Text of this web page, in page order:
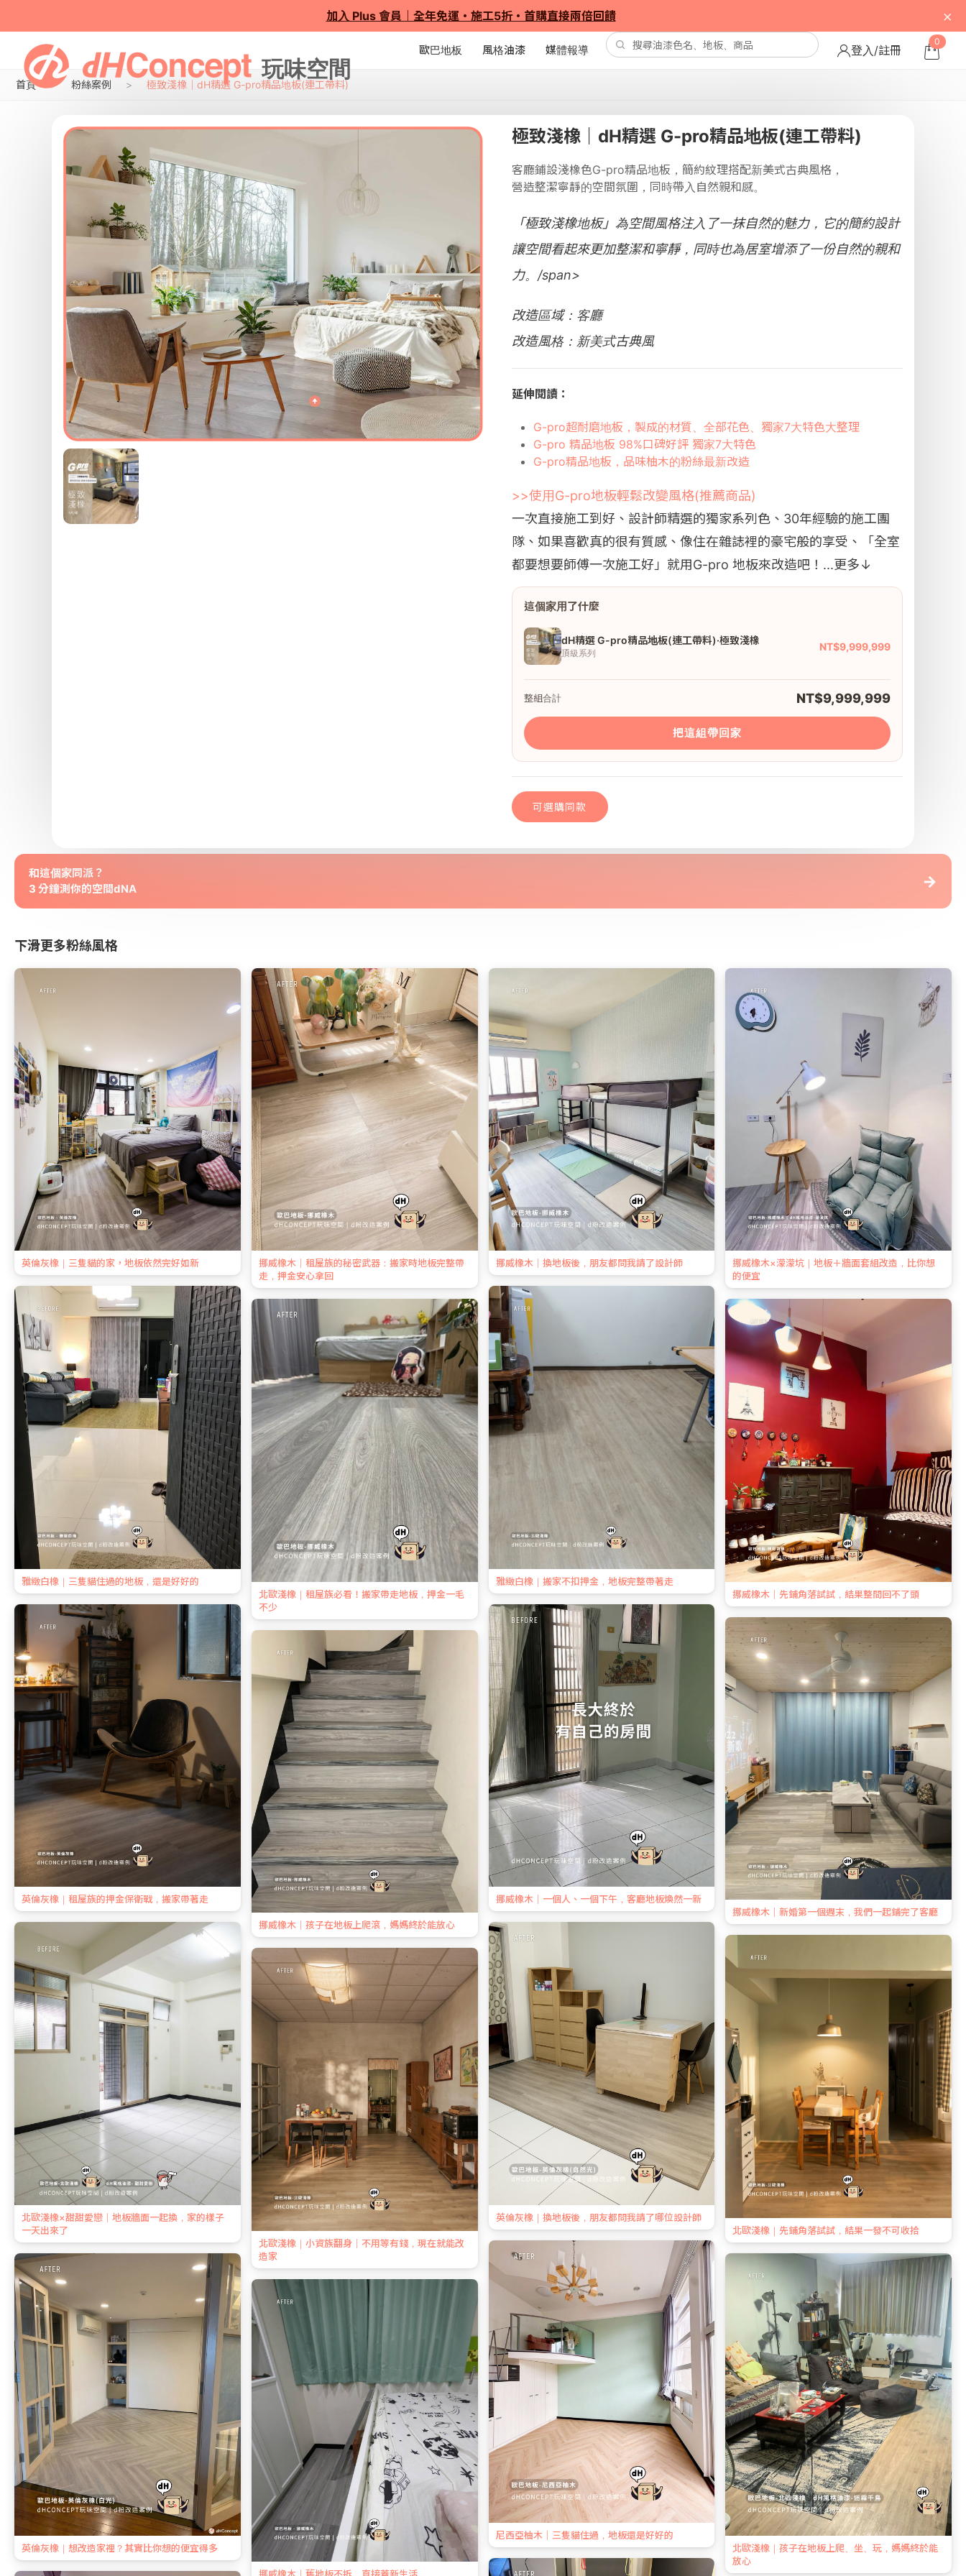
加入 Plus 會員｜全年免運・施工5折・首購直接兩倍回饋 ×
歐巴地板 風格油漆 媒體報導 登入/註冊
0
首頁 粉絲案例 極致淺橡｜dH精選 G-pro精品地板(連工帶料)
極致淺橡｜dH精選 G-pro精品地板(連工帶料)
客廳鋪設淺橡色G-pro精品地板，簡約紋理搭配新美式古典風格，
營造整潔寧靜的空間氛圍，同時帶入自然親和感。
「極致淺橡地板」為空間風格注入了一抹自然的魅力，它的簡約設計
讓空間看起來更加整潔和寧靜，同時也為居室增添了一份自然的親和
力。/span>
改造區域：客廳
改造風格：新美式古典風
延伸閱讀：
G-pro超耐磨地板，製成的材質、全部花色、獨家7大特色大整理
G-pro 精品地板 98%口碑好評 獨家7大特色
G-pro精品地板，品味柚木的粉絲最新改造
>>使用G-pro地板輕鬆改變風格(推薦商品)
一次直接施工到好、設計師精選的獨家系列色、30年經驗的施工團
隊、如果喜歡真的很有質感、像住在雜誌裡的豪宅般的享受、「全室
都要想要師傅一次施工好」就用G-pro 地板來改造吧！...更多↓
這個家用了什麼
dH精選 G-pro精品地板(連工帶料)·極致淺橡
頂級系列
NT$9,999,999
整組合計 NT$9,999,999
把這組帶回家
可選購同款
極致淺橡｜dH精選 G-pro精品地板(連工帶料)
和這個家同派？
3 分鐘測你的空間dNA
→
下滑更多粉絲風格
英倫灰橡｜三隻貓的家，地板依然完好如新
挪威橡木｜租屋族的秘密武器：搬家時地板完整帶
走，押金安心拿回
挪威橡木｜換地板後，朋友都問我請了設計師
挪威橡木×濛濛坑｜地板＋牆面套組改造，比你想
的便宜
雅緻白橡｜三隻貓住過的地板，還是好好的
北歐淺橡｜租屋族必看！搬家帶走地板，押金一毛
不少
雅緻白橡｜搬家不扣押金，地板完整帶著走
挪威橡木｜先鋪角落試試，結果整間回不了頭
英倫灰橡｜租屋族的押金保衛戰，搬家帶著走
挪威橡木｜孩子在地板上爬滾，媽媽終於能放心
挪威橡木｜一個人、一個下午，客廳地板煥然一新
挪威橡木｜新婚第一個週末，我們一起鋪完了客廳
北歐淺橡×甜甜愛戀｜地板牆面一起換，家的樣子
一天出來了
北歐淺橡｜小資族翻身｜不用等有錢，現在就能改
造家
英倫灰橡｜換地板後，朋友都問我請了哪位設計師
北歐淺橡｜先鋪角落試試，結果一發不可收拾
英倫灰橡｜想改造家裡？其實比你想的便宜得多
尼西亞柚木｜三隻貓住過，地板還是好好的
北歐淺橡｜孩子在地板上爬、坐、玩，媽媽終於能
放心